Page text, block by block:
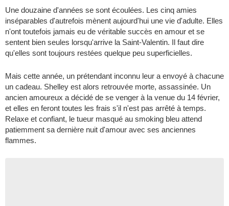
Une douzaine d'années se sont écoulées. Les cinq amies
inséparables d'autrefois mènent aujourd'hui une vie d'adulte. Elles
n'ont toutefois jamais eu de véritable succès en amour et se
sentent bien seules lorsqu'arrive la Saint-Valentin. Il faut dire
qu'elles sont toujours restées quelque peu superficielles.
Mais cette année, un prétendant inconnu leur a envoyé à chacune
un cadeau. Shelley est alors retrouvée morte, assassinée. Un
ancien amoureux a décidé de se venger à la venue du 14 février,
et elles en feront toutes les frais s'il n'est pas arrêté à temps.
Relaxe et confiant, le tueur masqué au smoking bleu attend
patiemment sa dernière nuit d'amour avec ses anciennes
flammes.